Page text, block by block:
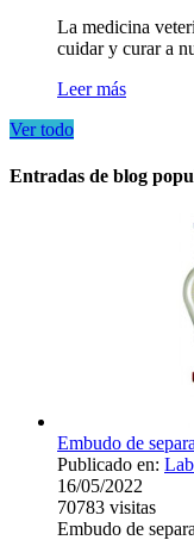
La medicina
cuidar y curar a
Leer más
Ver todo
Entradas de blog
Embudo de
Publicado en:
16/05/2022
70783 visitas
Embudo de